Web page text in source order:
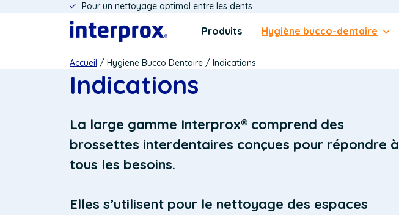
Navigatie
Produits Hygiène bucco-dentaire
Pour un nettoyage optimal entre les dents
Fil
d'Ariane
Accueil Hygiene Bucco Dentaire Indications
Indications
La large gamme Interprox® comprend des
brossettes interdentaires conçues pour répondre à
tous les besoins.
Elles s’utilisent pour le nettoyage des espaces